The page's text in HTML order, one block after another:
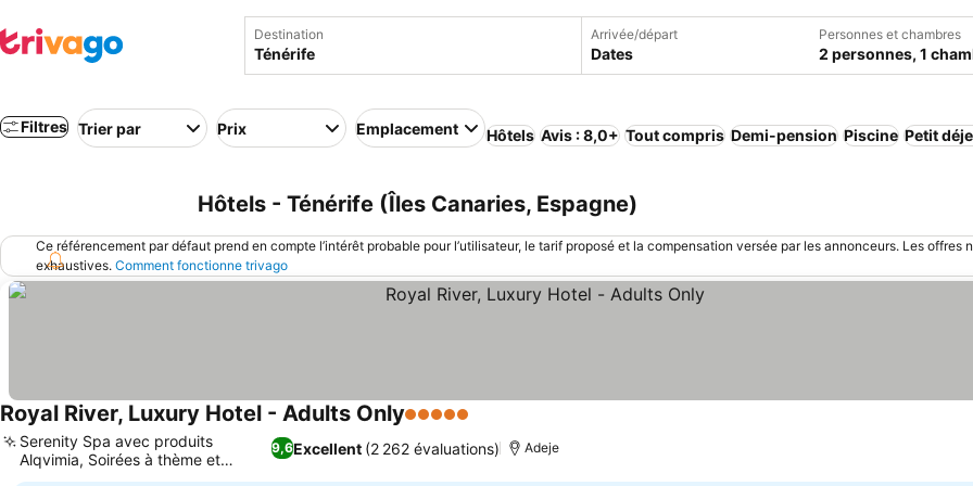
Destination Arrivée/départ
Dates
Personnes et chambres
2 personnes, 1
Filtres Trier par Prix Emplacement Hôtels Avis : 8,0+ Tout compris Demi-pension Piscine Petit
Hôtels - Ténérife (Îles Canaries, Espagne)
Ce référencement par défaut prend en compte l’intérêt probable pour l’utilisateur, le tarif proposé et la compensation versée par les annonceurs. Les offres
exhaustives. Comment fonctionne trivago
Royal River, Luxury Hotel - Adults Only5 Étoiles
9,6Excellent (2 262 évaluations)
Serenity Spa avec produits
Alqvimia, Soirées à thème et
musique live
Adeje